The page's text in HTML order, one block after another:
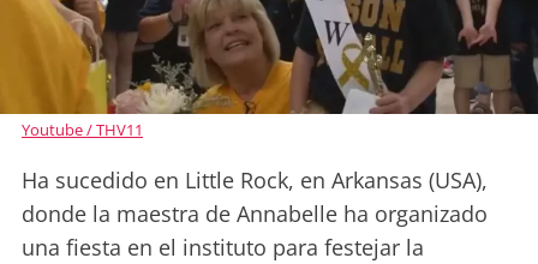
Youtube / THV11
Ha sucedido en Little Rock, en Arkansas (USA),
donde la maestra de Annabelle ha organizado
una fiesta en el instituto para festejar la